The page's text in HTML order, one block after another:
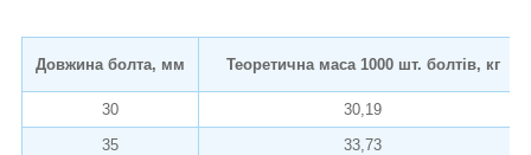
Довжина болта, мм Теоретична маса 1000 шт. болтів, кг
30
30,19
35
33,73